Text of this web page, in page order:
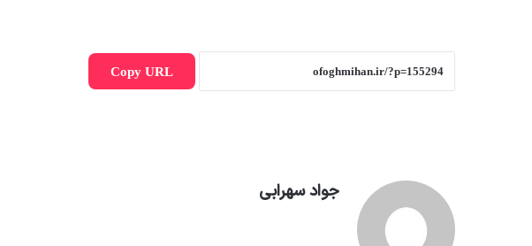
Copy URL
جواد سهرابی